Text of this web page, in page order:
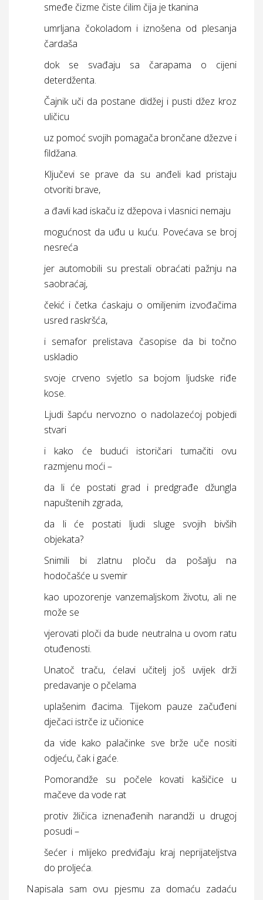
smeđe čizme čiste ćilim čija je tkanina
umrljana čokoladom i iznošena od plesanja
čardaša
dok se svađaju sa čarapama o cijeni
deterdženta.
Čajnik uči da postane didžej i pusti džez kroz
uličicu
uz pomoć svojih pomagača brončane džezve i
fildžana.
Ključevi se prave da su anđeli kad pristaju
otvoriti brave,
a đavli kad iskaču iz džepova i vlasnici nemaju
mogućnost da uđu u kuću. Povećava se broj
nesreća
jer automobili su prestali obraćati pažnju na
saobraćaj,
čekić i četka ćaskaju o omiljenim izvođačima
usred raskršća,
i semafor prelistava časopise da bi točno
uskladio
svoje crveno svjetlo sa bojom ljudske riđe
kose.
Ljudi šapću nervozno o nadolazećoj pobjedi
stvari
i kako će budući istoričari tumačiti ovu
razmjenu moći –
da li će postati grad i predgrađe džungla
napuštenih zgrada,
da li će postati ljudi sluge svojih bivših
objekata?
Snimili bi zlatnu ploču da pošalju na
hodočašće u svemir
kao upozorenje vanzemaljskom životu, ali ne
može se
vjerovati ploči da bude neutralna u ovom ratu
otuđenosti.
Unatoč traču, ćelavi učitelj još uvijek drži
predavanje o pčelama
uplašenim đacima. Tijekom pauze začuđeni
dječaci istrče iz učionice
da vide kako palačinke sve brže uče nositi
odjeću, čak i gaće.
Pomorandže su počele kovati kašičice u
mačeve da vode rat
protiv žličica iznenađenih narandži u drugoj
posudi –
šećer i mlijeko predviđaju kraj neprijateljstva
do proljeća.
Napisala sam ovu pjesmu za domaću zadaću